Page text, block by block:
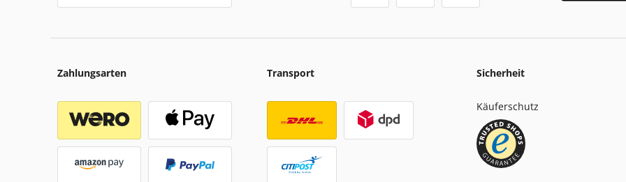
Zahlungsarten Transport Sicherheit
Käuferschutz